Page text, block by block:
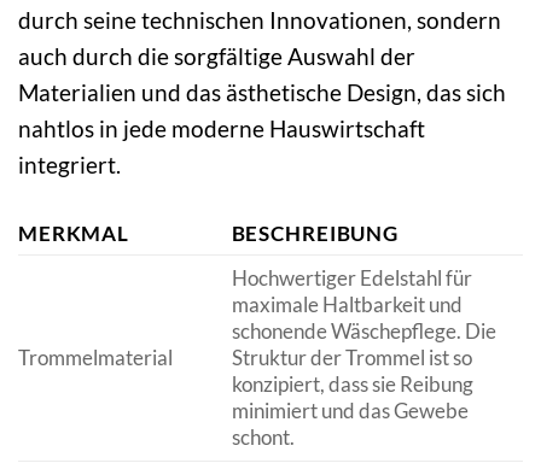
durch seine technischen Innovationen, sondern
auch durch die sorgfältige Auswahl der
Materialien und das ästhetische Design, das sich
nahtlos in jede moderne Hauswirtschaft
integriert.
MERKMAL BESCHREIBUNG
Trommelmaterial
Hochwertiger Edelstahl für
maximale Haltbarkeit und
schonende Wäschepflege. Die
Struktur der Trommel ist so
konzipiert, dass sie Reibung
minimiert und das Gewebe
schont.